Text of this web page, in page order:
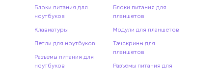
Блоки питания для
ноутбуков
Клавиатуры
Петли для ноутбуков
Разъемы питания для
ноутбуков
Блоки питания для
планшетов
Модули для планшетов
Тачскрины для
планшетов
Разъемы питания для